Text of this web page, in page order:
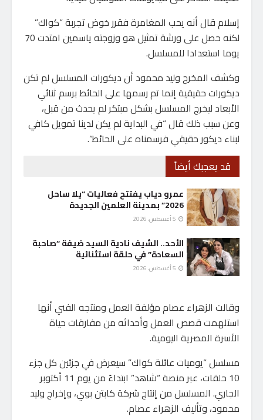
إسلام قال أنه يحب المغامرة فقرر خوض تجربة “كواك”
لكنه حصل على ورشة تمثيل هو وزوجته ياسمين امتدت 70
يوما استعدادا للمسلسل.
وكشف المخرج وليد محمود أن ديكورات المسلسل لم تكن
ديكورات حقيقية إنما تم رسمها على الحائط برسم ثنائي
الأبعاد ليخرج المسلسل بشكل مبتكر لم يحدث من قبل،
وعن سبب ذلك قال “في البداية لم يكن لدينا تمويل كافي
لبناء ديكور حقيقي فرسمناه على الحائط”.
قد يعجبك أيضاً
عمرو دياب يفتتح فعاليات “يلا ساحل
2026” بمدينة العلمين الجديدة
الأحد.. الشيف نادية السيد ضيفة “صاحبة
السعادة” في حلقة استثنائية
وقالت الزهراء عصام مؤلفة العمل ومنتجه الفني أنها
استلهمت قصص العمل وأحداثه من مفارقات حياة
الأسرة المصرية اليومية.
مسلسل “يوميات عائلة كواك” سيعرض في جزئين كل جزء
10 حلقات، عبر منصة “شاهد” ابتداءً من يوم 11 أكتوبر
الجاري. المسلسل من إنتاج شركة كابتن بوي، وإخراج وليد
محمود، وتأليف الزهراء عصام.